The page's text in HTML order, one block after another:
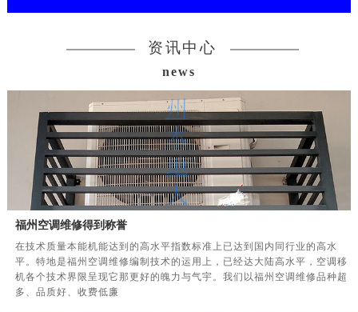
资讯中心
news
福州空调维修得到称誉
在技术质量本能机能达到的高水平指数标准上已达到国内同行业的高水
平。特地是福州空调维修编制技术的运用上，已经达大陆高水平，空调移
机各个技术界限呈现它那更好的魄力与气宇。我们以福州空调维修品种超
多、品质好、收费低廉